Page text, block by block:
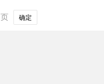
页 确定